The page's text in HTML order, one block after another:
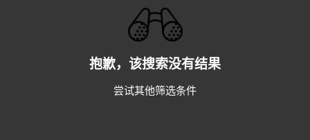
抱歉，该搜索没有结果
尝试其他筛选条件